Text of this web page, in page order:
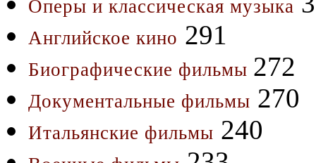
Оперы и классическая музыка
Английское кино 291
Биографические фильмы 272
Документальные фильмы 270
Итальянские фильмы 240